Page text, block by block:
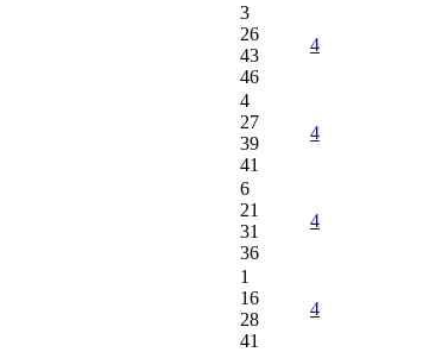
3
26
43
46
4
4
27
39
41
4
6
21
31
36
4
1
16
28
41
4